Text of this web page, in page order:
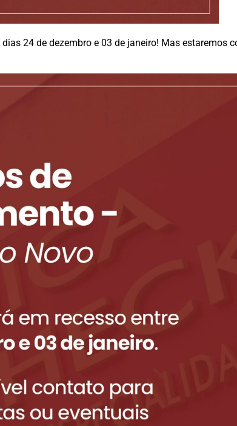
24 de dezembro e 03 de janeiro! Mas estaremos